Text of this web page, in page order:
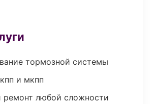
тормозной системы
и мкпп
ремонт любой сложности